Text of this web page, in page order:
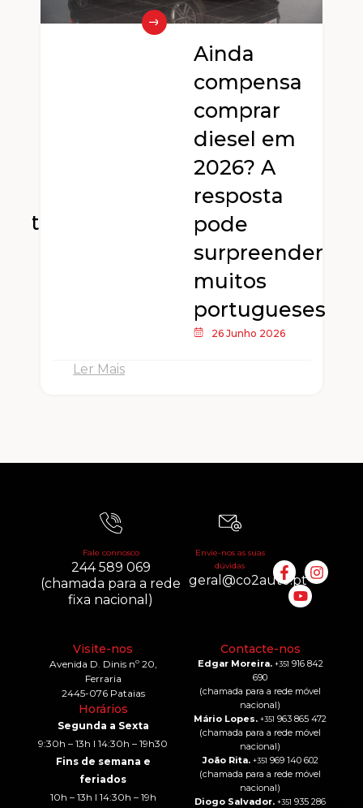
Ainda
compensa
comprar
diesel em
2026? A
resposta
pode
surpreender
muitos
portugueses
26 Junho 2026
Ler Mais
Visite-nos
Avenida D. Dinis nº 20,
Ferraria
2445-076 Pataias
Horários
Segunda a Sexta
9:30h – 13h I 14:30h – 19h30
Fins de semana e
feriados
10h – 13h I 14:30h – 19h
Contacte-nos
Edgar Moreira. +351 916 842
690
(chamada para a rede móvel
nacional)
Mário Lopes. +351 963 865 472
(chamada para a rede móvel
nacional)
João Rita. +351 969 140 602
(chamada para a rede móvel
nacional)
Diogo Salvador. +351 935 286
Fale connosco
244 589 069
(chamada para a rede
fixa nacional)
Envie-nos as suas
dúvidas
geral@co2auto.pt